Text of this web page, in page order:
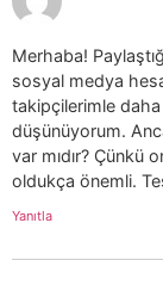
Merhaba!
sosyal medya
takipçilerimle
düşünüyorum.
var mıdır? Çünkü
oldukça önemli.
Yanıtla